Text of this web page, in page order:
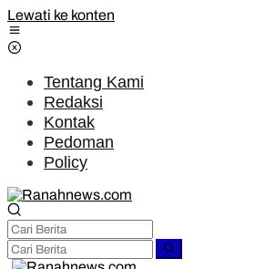
Lewati ke konten
Tentang Kami
Redaksi
Kontak
Pedoman
Policy